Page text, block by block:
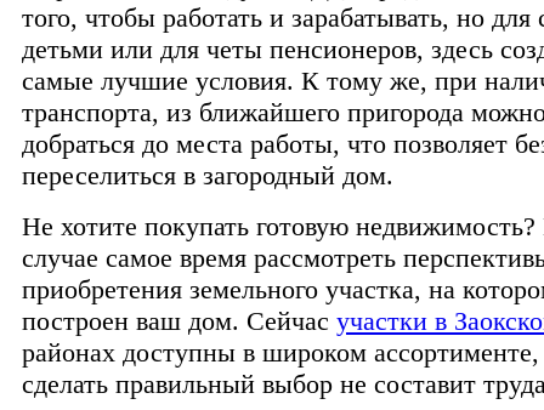
того, чтобы работать и зарабатывать, но для
детьми или для четы пенсионеров, здесь
самые лучшие условия. К тому же, при
транспорта, из ближайшего пригорода
добраться до места работы, что позволяет
переселиться в загородный дом.
Не хотите покупать готовую
случае самое время рассмотреть
приобретения земельного участка, на
построен ваш дом. Сейчас участки в
районах доступны в широком ассортименте,
сделать правильный выбор не составит